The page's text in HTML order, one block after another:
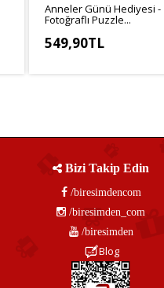
Anneler Günü Hediyesi -
Fotoğraflı Puzzle...
549,90TL
Bizi Takip Edin
/biresimdencom
/biresimden_com
/biresimden
Blog